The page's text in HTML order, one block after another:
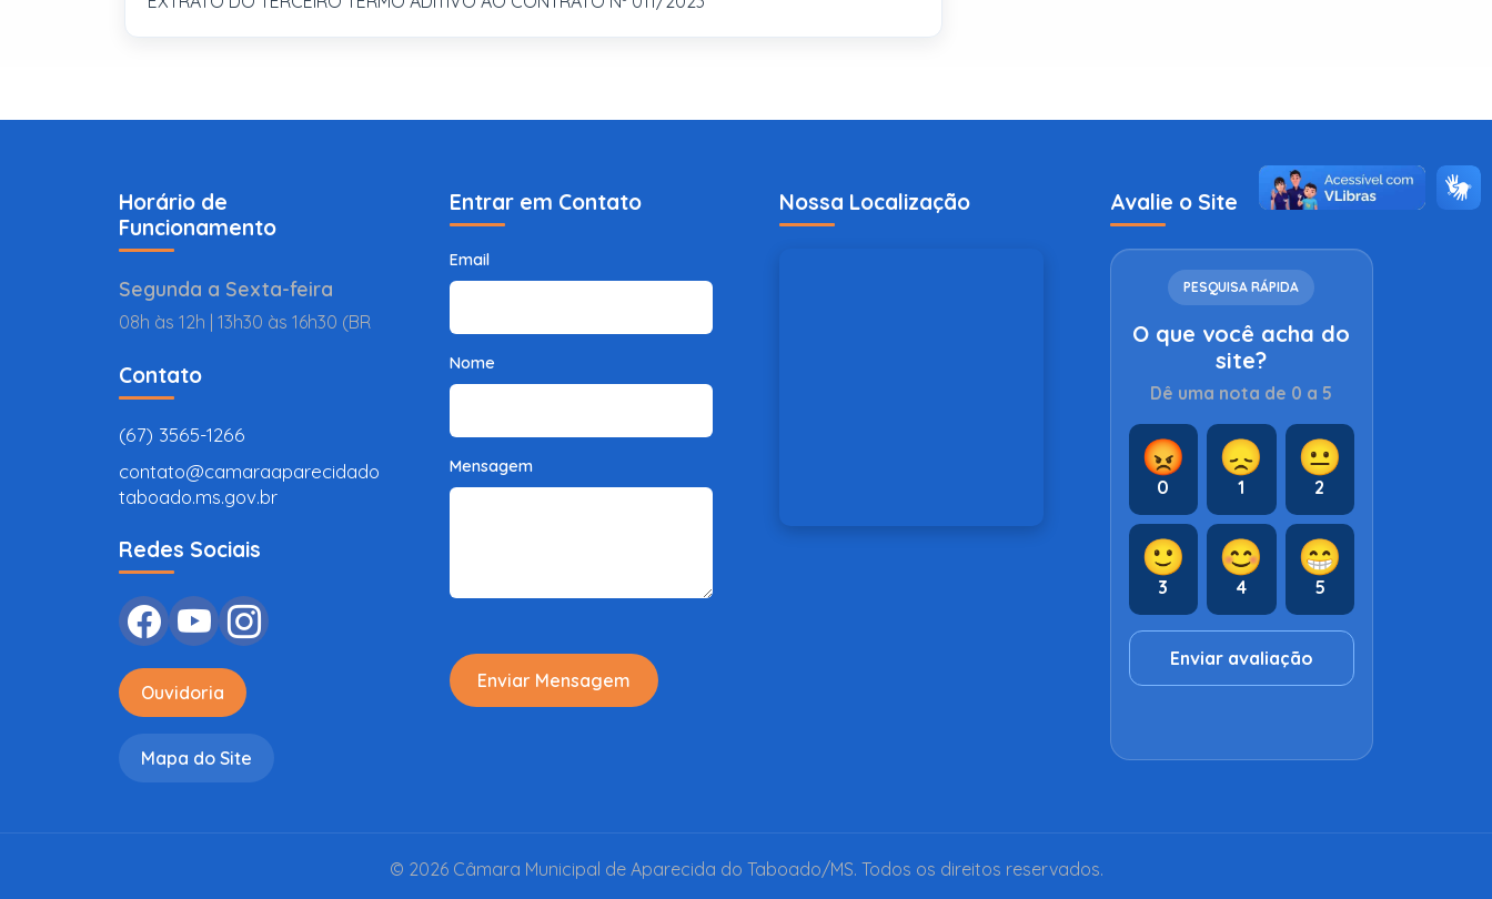
Horário de
Funcionamento
Segunda a Sexta-feira
08h às 12h | 13h30 às 16h30 (BR
Contato
(67) 3565-1266
contato@camaraaparecidado
taboado.ms.gov.br
Redes Sociais
Ouvidoria
Mapa do Site
Entrar em Contato
Email
Nome
Mensagem
Enviar Mensagem
Nossa Localização Avalie o Site
PESQUISA RÁPIDA
O que você acha do
site?
Dê uma nota de 0 a 5
😡
0
😞
1
😐
2
🙂
3
😊
4
😁
5
Enviar avaliação
© 2026 Câmara Municipal de Aparecida do Taboado/MS. Todos os direitos reservados.